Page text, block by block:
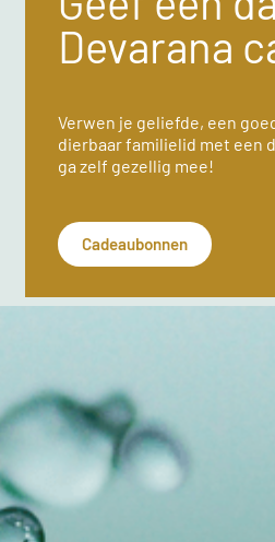
Devarana
Verwen je geliefde, een
dierbaar familielid met een
ga zelf gezellig mee!
Cadeaubonnen